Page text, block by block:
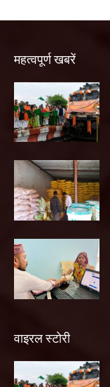
महत्वपूर्ण खबरें
वाइरल स्टोरी